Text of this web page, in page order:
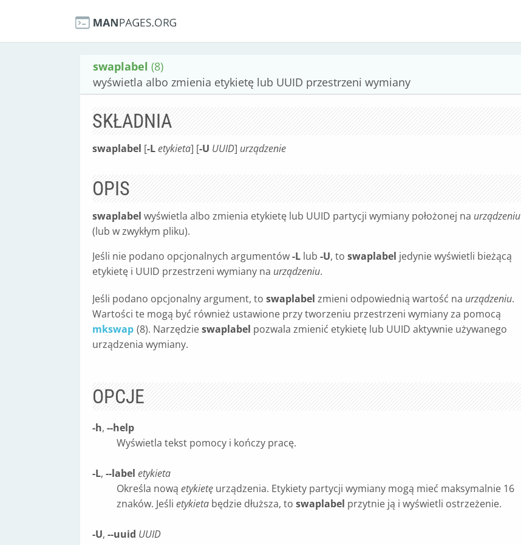
swaplabel (8)
wyświetla albo zmienia etykietę lub UUID przestrzeni wymiany
SKŁADNIA
swaplabel [-Letykieta] [-U UUID] urządzenie
OPIS
swaplabel wyświetla albo zmienia etykietę lub UUID partycji wymiany położonej na urządzeniu
(lub w zwykłym pliku).
Jeśli nie podano opcjonalnych argumentów-L lub -U, to swaplabel jedynie wyświetli bieżącą
etykietę i UUID przestrzeni wymiany na urządzeniu.
Jeśli podano opcjonalny argument, to swaplabel zmieni odpowiednią wartość na urządzeniu.
Wartości te mogą być również ustawione przy tworzeniu przestrzeni wymiany za pomocą
mkswap (8). Narzędzieswaplabel pozwala zmienić etykietę lub UUID aktywnie używanego
urządzenia wymiany.
OPCJE
-h, --help
Wyświetla tekst pomocy i kończy pracę.
-L, --label etykieta
Określa nową etykietę urządzenia. Etykiety partycji wymiany mogą mieć maksymalnie 16
znaków. Jeśli etykieta będzie dłuższa, to swaplabel przytnie ją i wyświetli ostrzeżenie.
-U, --uuid UUID